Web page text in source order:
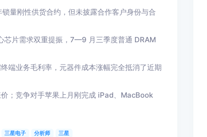
量刚性供货合约，但未披露合作客户身份与合
芯片需求双重提振，7—9 月三季度普通 DRAM
端业务毛利率，元器件成本涨幅完全抵消了近期
；竞争对手苹果上月刚完成 iPad、MacBook
三星电子 分析师 三星